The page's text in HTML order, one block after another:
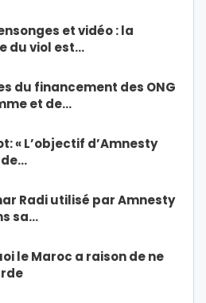
et vidéo : la
du viol est…
du financement des ONG
et de…
« L’objectif d’Amnesty
Radi utilisé par Amnesty
sa…
le Maroc a raison de ne